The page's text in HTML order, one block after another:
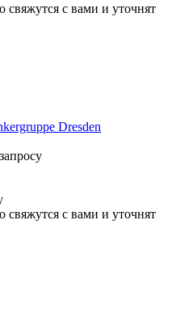
с вами и уточнят
Dresden
с вами и уточнят